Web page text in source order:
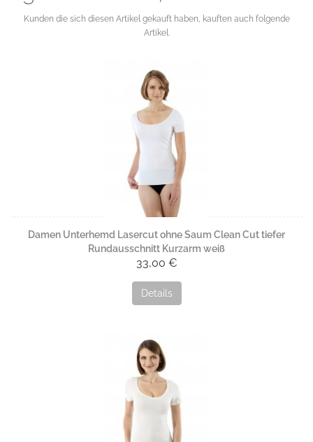
Kunden die sich diesen Artikel gekauft haben, kauften auch folgende
Artikel.
Damen Unterhemd Lasercut ohne Saum Clean Cut tiefer
Rundausschnitt Kurzarm weiß
33,00 €
Details